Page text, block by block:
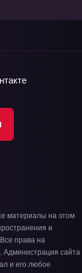
материалы на этом
и
права на
Администрация сайта
и его любое